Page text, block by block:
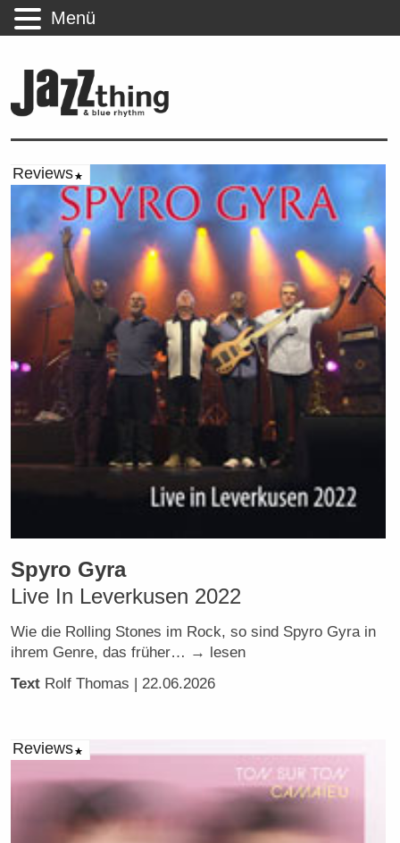
Reviews
Spyro Gyra
Live In Leverkusen 2022
Wie die Rolling Stones im Rock, so sind Spyro Gyra in
ihrem Genre, das früher… → lesen
Text Rolf Thomas | 22.06.2026
Reviews
Menü